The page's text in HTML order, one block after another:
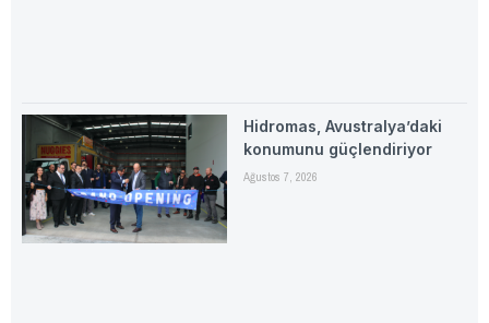
Hidromas, Avustralya’daki
konumunu güçlendiriyor
Ağustos 7, 2026